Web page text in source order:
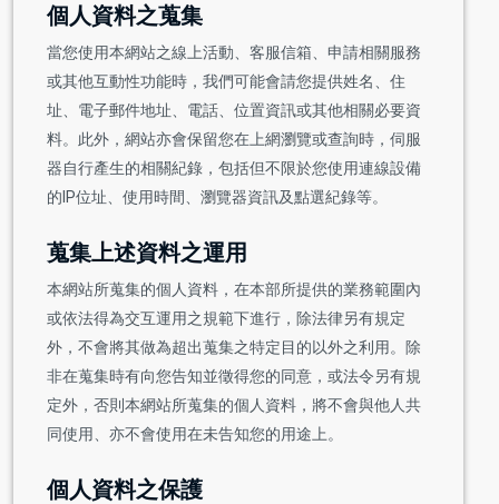
個人資料之蒐集
當您使用本網站之線上活動、客服信箱、申請相關服務
或其他互動性功能時，我們可能會請您提供姓名、住
址、電子郵件地址、電話、位置資訊或其他相關必要資
料。此外，網站亦會保留您在上網瀏覽或查詢時，伺服
器自行產生的相關紀錄，包括但不限於您使用連線設備
的IP位址、使用時間、瀏覽器資訊及點選紀錄等。
蒐集上述資料之運用
本網站所蒐集的個人資料，在本部所提供的業務範圍內
或依法得為交互運用之規範下進行，除法律另有規定
外，不會將其做為超出蒐集之特定目的以外之利用。除
非在蒐集時有向您告知並徵得您的同意，或法令另有規
定外，否則本網站所蒐集的個人資料，將不會與他人共
同使用、亦不會使用在未告知您的用途上。
個人資料之保護